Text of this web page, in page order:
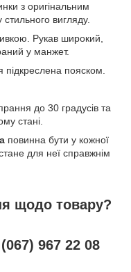
з оригінальним
вигляду.
Рукав широкий,
у манжет.
підкреслена пояском.
до 30 градусів та
стані.
повинна бути у кожної
для неї справжнім
щодо товару?
967 22 08